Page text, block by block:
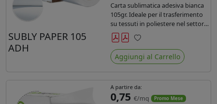
SUBLY PAPER 105
ADH
Carta sublimatica adesiva bianca
105gr. Ideale per il trasferimento
su tessuti in poliestere nel settore
sportwear .
Preferiti
Aggiungi al Carrello
A partire da:
0,75 €/mq Promo Mese